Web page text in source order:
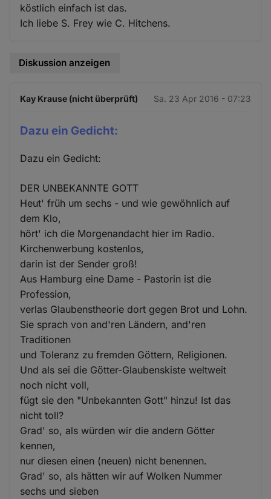
köstlich einfach ist das.
Ich liebe S. Frey wie C. Hitchens.
Diskussion anzeigen
Kay Krause (nicht überprüft) Sa. 23 Apr 2016 - 07:23
Dazu ein Gedicht:
Dazu ein Gedicht:
DER UNBEKANNTE GOTT
Heut' früh um sechs - und wie gewöhnlich auf
dem Klo,
hört' ich die Morgenandacht hier im Radio.
Kirchenwerbung kostenlos,
darin ist der Sender groß!
Aus Hamburg eine Dame - Pastorin ist die
Profession,
verlas Glaubenstheorie dort gegen Brot und Lohn.
Sie sprach von and'ren Ländern, and'ren
Traditionen
und Toleranz zu fremden Göttern, Religionen.
Und als sei die Götter-Glaubenskiste weltweit
noch nicht voll,
fügt sie den "Unbekannten Gott" hinzu! Ist das
nicht toll?
Grad' so, als würden wir die andern Götter
kennen,
nur diesen einen (neuen) nicht benennen.
Grad' so, als hätten wir auf Wolken Nummer
sechs und sieben